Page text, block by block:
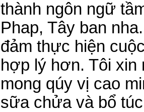
thành ngôn ngữ
Phap, Tây ban
đảm thực hiện
hợp lý hơn. Tôi xin
mong qúy vị cao
sữa chửa và bổ túc